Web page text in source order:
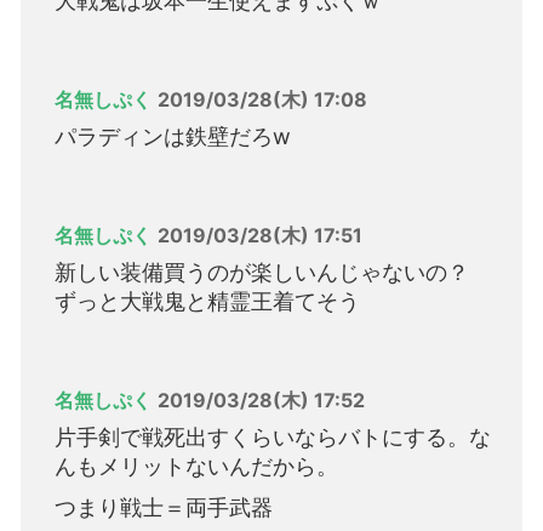
名無しぷく 2019/03/28(木) 17:08
パラディンは鉄壁だろw
名無しぷく 2019/03/28(木) 17:51
新しい装備買うのが楽しいんじゃないの？
ずっと大戦鬼と精霊王着てそう
名無しぷく 2019/03/28(木) 17:52
片手剣で戦死出すくらいならバトにする。な
んもメリットないんだから。
つまり戦士＝両手武器